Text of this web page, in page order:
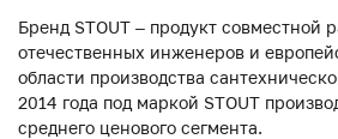
Бренд STOUT – продукт совместной
отечественных инженеров и
области производства
2014 года под маркой STOUT
среднего ценового сегмента.